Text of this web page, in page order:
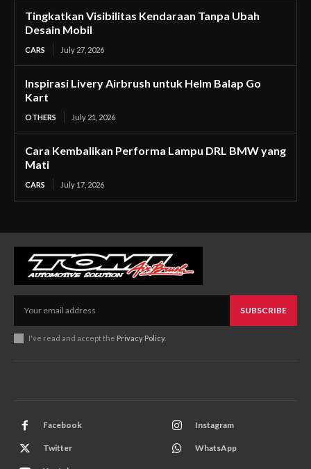
Tingkatkan Visibilitas Kendaraan Tanpa Ubah
Desain Mobil
CARS July 27, 2026
Inspirasi Livery Airbrush untuk Helm Balap Go
Kart
OTHERS July 21, 2026
Cara Kembalikan Performa Lampu DRL BMW yang
Mati
CARS July 17, 2026
SUBSCRIBE
I've read and accept the Privacy Policy.
Facebook Instagram
Twitter WhatsApp